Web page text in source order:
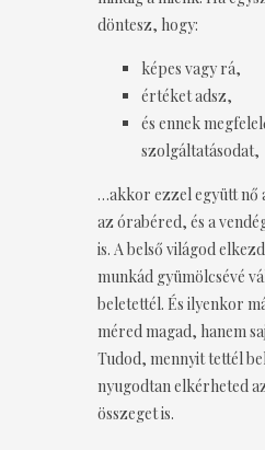
döntesz, hogy:
képes vagy rá,
értéket adsz,
és ennek
szolgáltatásodat,
…akkor ezzel együtt nő
az órabéred, és a
is. A belső világod
munkád gyümölcsévé
beletettél. És ilyenkor
méred magad, hanem
Tudod, mennyit tettél
nyugodtan elkérheted
összeget is.